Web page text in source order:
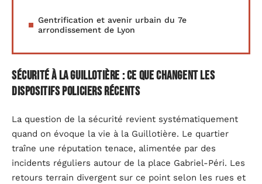
Gentrification et avenir urbain du 7e
arrondissement de Lyon
Sécurité à la Guillotière : ce que changent les
dispositifs policiers récents
La question de la sécurité revient systématiquement
quand on évoque la vie à la Guillotière. Le quartier
traîne une réputation tenace, alimentée par des
incidents réguliers autour de la place Gabriel-Péri. Les
retours terrain divergent sur ce point selon les rues et